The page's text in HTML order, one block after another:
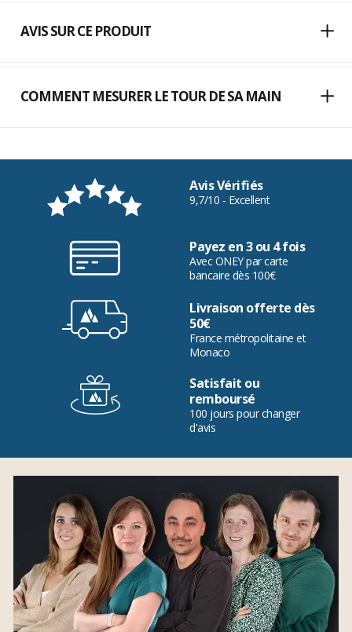
AVIS SUR CE PRODUIT
COMMENT MESURER LE TOUR DE SA MAIN
Avis Vérifiés
9,7/10 - Excellent
Payez en 3 ou 4 fois
Avec ONEY par carte
bancaire dès 100€
Livraison offerte dès
50€
France métropolitaine et
Monaco
Satisfait ou
remboursé
100 jours pour changer
d'avis